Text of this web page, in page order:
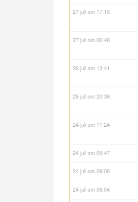
27 juli om 17:13
27 juli om 06:48
26 juli om 13:41
25 juli om 20:38
24 juli om 11:24
24 juli om 09:47
24 juli om 09:08
24 juli om 06:04